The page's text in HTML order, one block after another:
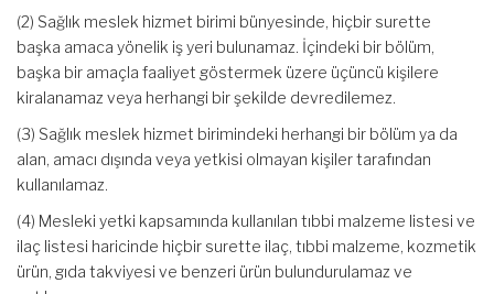
(2) Sağlık meslek hizmet birimi bünyesinde, hiçbir surette
başka amaca yönelik iş yeri bulunamaz. İçindeki bir bölüm,
başka bir amaçla faaliyet göstermek üzere üçüncü kişilere
kiralanamaz veya herhangi bir şekilde devredilemez.
(3) Sağlık meslek hizmet birimindeki herhangi bir bölüm ya da
alan, amacı dışında veya yetkisi olmayan kişiler tarafından
kullanılamaz.
(4) Mesleki yetki kapsamında kullanılan tıbbi malzeme listesi ve
ilaç listesi haricinde hiçbir surette ilaç, tıbbi malzeme, kozmetik
ürün, gıda takviyesi ve benzeri ürün bulundurulamaz ve